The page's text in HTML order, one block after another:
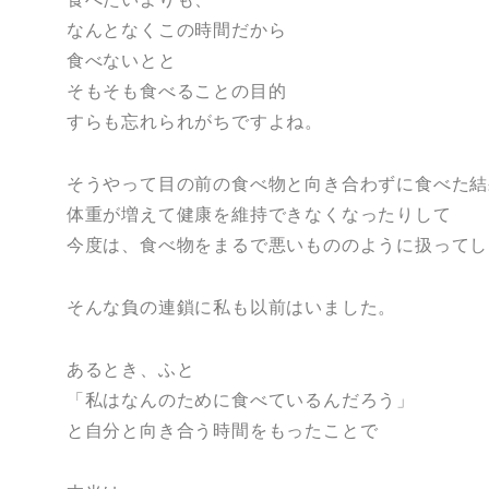
なんとなくこの時間だから
食べないとと
そもそも食べることの目的
すらも忘れられがちですよね。
そうやって目の前の食べ物と向き合わずに食べた
体重が増えて健康を維持できなくなったりして
今度は、食べ物をまるで悪いもののように扱って
そんな負の連鎖に私も以前はいました。
あるとき、ふと
「私はなんのために食べているんだろう」
と自分と向き合う時間をもったことで